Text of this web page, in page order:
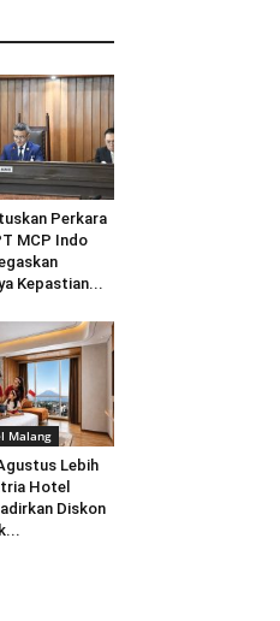
Perkara
MCP Indo
Kepastian...
Malang
Lebih
Hotel
Diskon